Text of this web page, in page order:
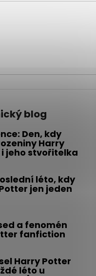
blog
Den, kdy
Harry
jeho stvořitelka
léto, kdy
jen jeden
a fenomén
fanfiction
Harry Potter
léto u